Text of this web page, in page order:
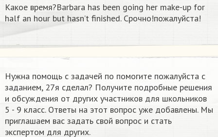
Какое время?Barbara has been going her make-up for
half an hour but hasn’t finished. Срочно!пожалуйста!
Нужна помощь с задачей по помогите пожалуйста с
заданием, 27я сделал​? Получите подробные решения
и обсуждения от других участников для школьников
5 - 9 класс. Ответы на этот вопрос уже добавлены. Мы
приглашаем вас задать свой вопрос и стать
экспертом для других.